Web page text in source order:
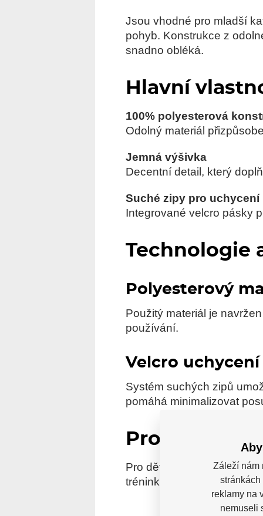
Jsou vhodné pro mladší
pohyb. Konstrukce z
snadno obléká.
Hlavní
100% polyesterová
Odolný materiál
Jemná výšivka
Decentní detail, který
Suché zipy pro uchycení
Integrované velcro pásky
Technologie
Polyesterový
Použitý materiál je
používání.
Velcro uchycení
Systém suchých zipů
pomáhá minimalizovat
Pro koho je
Pro dětské hráče (youth),
tréninky i zápasy.
Záleží nám
reklamy na
nemuseli